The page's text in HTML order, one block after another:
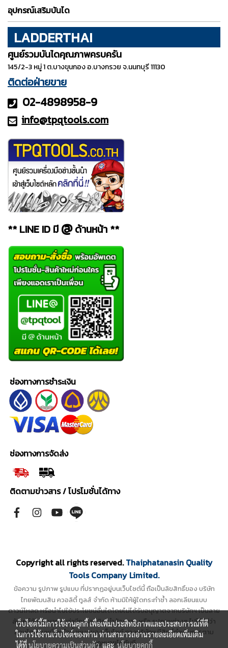
อุปกรณ์เสริมบันได
LADDERTHAI
ศูนย์รวมบันไดคุณภาพครบครัน
145/2-3 หมู่ 1 ต.บางขุนกอง อ.บางกรวย จ.นนทบุรี 11130
ติดต่อฝ่ายขาย
02-4898958-9
info@tpqtools.com
** LINE ID มี @ด้านหน้า **
ช่องทางการชำระเงิน
ช่องทางการจัดส่ง
ติดตามข่าวสาร / โปรโมชั่นได้ทาง
Copyright all rights reserved.Thaiphatanasin Quality
Tools Company Limited.
ข้อความ รูปภาพ รูปแบบ ที่ปรากฏอยู่บนเว็บไซต์นี้ ถือเป็นลิขสิทธิ์ของ บริษัท
ไทยพัฒนสิน ควอลิตี้ ทูลส์ จำกัด ห้ามมิให้ผู้ใดกระทำซ้ำ ลอกเลียนแบบ
ดาวน์โหลด หรือนำไปใช้ประโยชน์อื่นใดโดยไม่ได้รับอนุญาตจากบริษัทฯ เป็นลาย
ลักษณ์อักษร หากพบว่ามีการละเมิด นำข้อความ หรือ รูปภาพต่างๆ ไปใช้ไม่ว่า
ส่วนใดส่วนหนึ่งหรือทั้งหมดของเว็บไซต์ ทางบริษัทฯ มีสิทธิ์ดำเนินการตาม
กฎหมายได้ทันที
เว็บไซต์นี้มีการใช้งานคุกกี้ เพื่อเพิ่มประสิทธิภาพและประสบการณ์ที่ดี
ในการใช้งานเว็บไซต์ของท่าน ท่านสามารถอ่านรายละเอียดเพิ่มเติม
ได้ที่นโยบายความเป็นส่วนตัวและนโยบายคุกกี้